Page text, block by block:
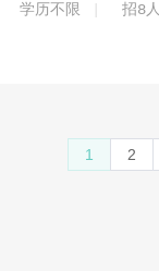
学历不限 招8
1 2